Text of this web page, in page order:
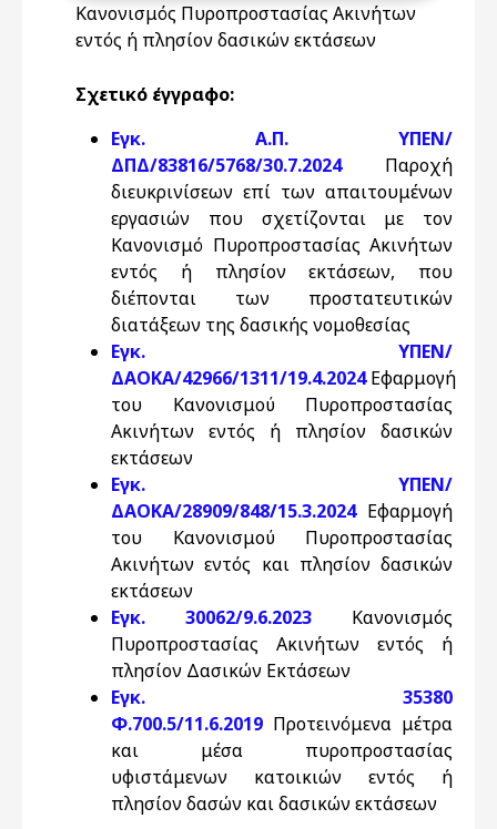
Κανονισμός Πυροπροστασίας Ακινήτων
εντός ή πλησίον δασικών εκτάσεων
Σχετικό έγγραφο:
Εγκ. Α.Π. ΥΠΕΝ/
ΔΠΔ/83816/5768/30.7.2024
Παροχή
διευκρινίσεων επί των απαιτουμένων
εργασιών που σχετίζονται με τον
Κανονισμό Πυροπροστασίας Ακινήτων
εντός ή πλησίον εκτάσεων, που
διέπονται των προστατευτικών
διατάξεων της δασικής νομοθεσίας
Εγκ. ΥΠΕΝ/
ΔΑΟΚΑ/42966/1311/19.4.2024 Εφαρμογή
του Κανονισμού Πυροπροστασίας
Ακινήτων εντός ή πλησίον δασικών
εκτάσεων
Εγκ. ΥΠΕΝ/
ΔΑΟΚΑ/28909/848/15.3.2024 Εφαρμογή
του Κανονισμού Πυροπροστασίας
Ακινήτων εντός και πλησίον δασικών
εκτάσεων
Εγκ. 30062/9.6.2023 Κανονισμός
Πυροπροστασίας Ακινήτων εντός ή
πλησίον Δασικών Εκτάσεων
Εγκ. 35380
Φ.700.5/11.6.2019 Προτεινόμενα μέτρα
και μέσα πυροπροστασίας
υφιστάμενων κατοικιών εντός ή
πλησίον δασών και δασικών εκτάσεων